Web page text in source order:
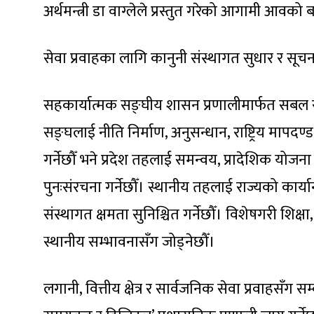
अर्थमन्त्री डा वाग्लेले प्रस्तुत गरेको आगामी
सेवा प्रवाहका लागि कानुनी संस्थागत सुधार र
सहकार्यात्मक सङ्घीय शासन प्रणालीमार्फत सबल
सङ्घलाई नीति निर्माण, अनुसन्धान, राष्ट्रिय
गर्नेछौँ भने प्रदेश तहलाई समन्वय, प्रादेशिक
पुनःसंरचना गर्नेछौँ। स्थानीय तहलाई राज्यको
संस्थागत क्षमता सुनिश्चित गर्नेछौँ। विशेषगरी
स्थानीय सम्भावनासँग जोड्नेछौँ।
लगानी, वित्तीय क्षेत्र र सार्वजनिक सेवा